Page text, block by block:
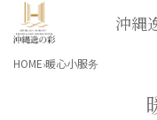
沖縄
HOME 暖心小服务